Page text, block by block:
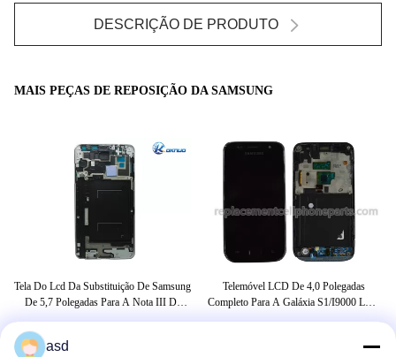
DESCRIÇÃO DE PRODUTO
MAIS PEÇAS DE REPOSIÇÃO DA SAMSUNG
Tela Do Lcd Da Substituição De Samsung
De 5,7 Polegadas Para A Nota III Da
Telemóvel LCD De 4,0 Polegadas
Completo Para A Galáxia S1/I9000 LCD
asd